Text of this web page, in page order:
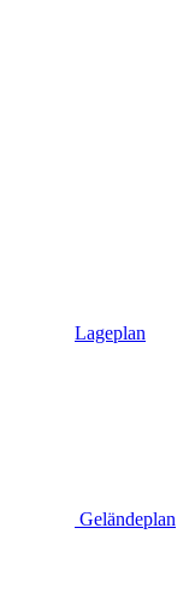
Lageplan
Geländeplan